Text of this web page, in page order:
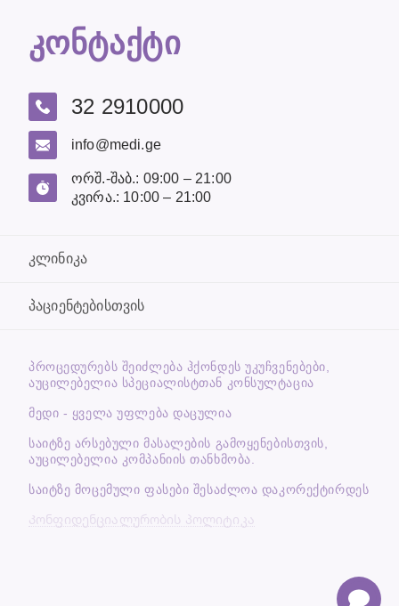
კონტაქტი
32 2910000
info@medi.ge
ორშ.-შაბ.: 09:00 – 21:00
კვირა.: 10:00 – 21:00
კლინიკა
პაციენტებისთვის
ᲞᲠᲝᲪᲔᲓᲣᲠᲔᲑᲡ ᲨᲔᲘᲫᲚᲔᲑᲐ ᲰᲥᲝᲜᲓᲔᲡ ᲣᲙᲣᲩᲕᲔᲜᲔᲑᲔᲑᲘ,
ᲐᲣᲪᲘᲚᲔᲑᲔᲚᲘᲐ ᲡᲞᲔᲪᲘᲐᲚᲘᲡᲢᲗᲐᲜ ᲙᲝᲜᲡᲣᲚᲢᲐᲪᲘᲐ
მედი - ყველა უფლება დაცულია
საიტზე არსებული მასალების გამოყენებისთვის,
აუცილებელია კომპანიის თანხმობა.
საიტზე მოცემული ფასები შესაძლოა დაკორექტირდეს
Კონფიდენციალურობის პოლიტიკა